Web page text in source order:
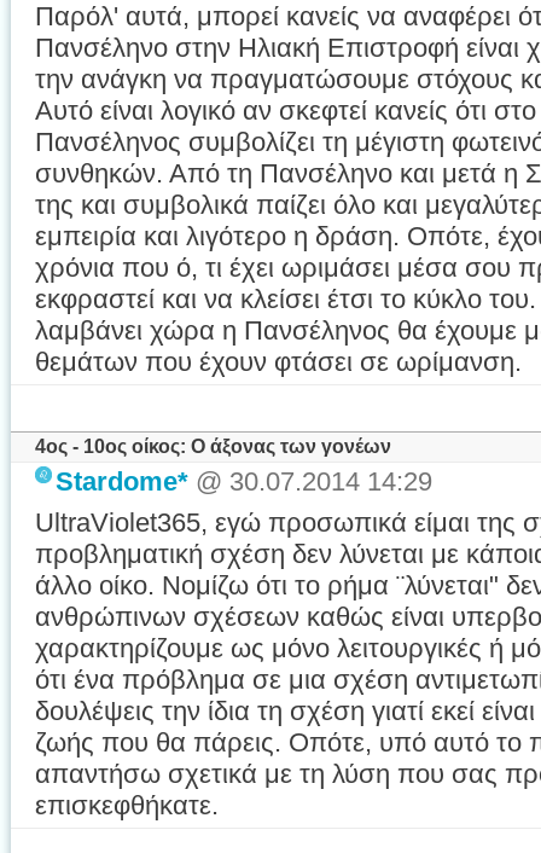
Παρόλ' αυτά, μπορεί κανείς να αναφέρει
Πανσέληνο στην Ηλιακή Επιστροφή είναι
την ανάγκη να πραγματώσουμε στόχους
Αυτό είναι λογικό αν σκεφτεί κανείς ότι
Πανσέληνος συμβολίζει τη μέγιστη
συνθηκών. Από τη Πανσέληνο και μετά η
της και συμβολικά παίζει όλο και
εμπειρία και λιγότερο η δράση. Οπότε,
χρόνια που ό, τι έχει ωριμάσει μέσα σου
εκφραστεί και να κλείσει έτσι το κύκλο
λαμβάνει χώρα η Πανσέληνος θα έχουμε
θεμάτων που έχουν φτάσει σε ωρίμανση.
4ος - 10ος οίκος: Ο άξονας των γονέων
Stardome* @ 30.07.2014 14:29
UltraViolet365, εγώ προσωπικά είμαι της
προβληματική σχέση δεν λύνεται με
άλλο οίκο. Νομίζω ότι το ρήμα ¨λύνεται"
ανθρώπινων σχέσεων καθώς είναι
χαρακτηρίζουμε ως μόνο λειτουργικές ή
ότι ένα πρόβλημα σε μια σχέση
δουλέψεις την ίδια τη σχέση γιατί εκεί
ζωής που θα πάρεις. Οπότε, υπό αυτό το
απαντήσω σχετικά με τη λύση που σας
επισκεφθήκατε.